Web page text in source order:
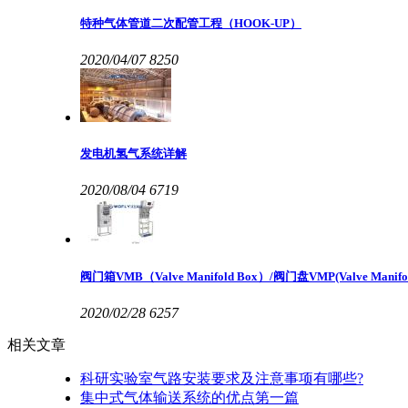
特种气体管道二次配管工程（HOOK-UP）
2020/04/07 8250
发电机氢气系统详解
2020/08/04 6719
阀门箱VMB（Valve Manifold Box）/阀门盘VMP(Valve
2020/02/28 6257
相关文章
科研实验室气路安装要求及注意事项有哪些?
集中式气体输送系统的优点第一篇